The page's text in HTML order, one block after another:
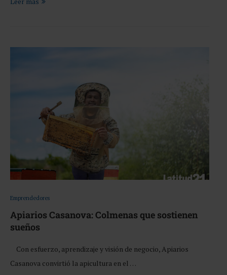
Emprendedores
Apiarios Casanova: Colmenas que sostienen
sueños
Con esfuerzo, aprendizaje y visión de negocio, Apiarios
Casanova convirtió la apicultura en el …